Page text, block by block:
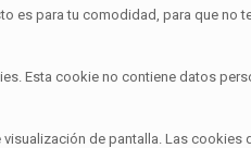
es para tu comodidad, para que no
Esta cookie no contiene datos
de pantalla. Las cookies